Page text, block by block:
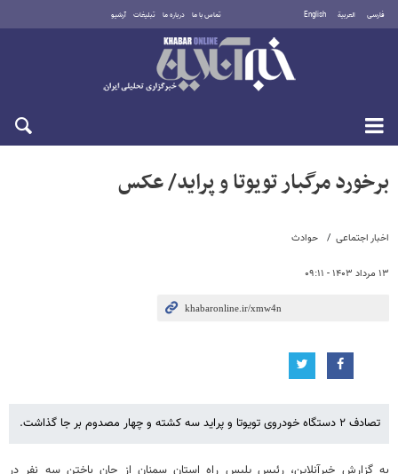
فارسی العربية English تماس با ما درباره ما تبلیغات آرشیو
یکشنبه ۱۸ مرداد ۱۴۰۵
اخبار اجتماعی حوادث
۱۳ مرداد ۱۴۰۳ - ۰۹:۱۱
برخورد مرگبار تویوتا و پراید/ عکس
تصادف ۲ دستگاه خودروی تویوتا و پراید سه کشته و چهار مصدوم بر جا گذاشت.
به گزارش خبرآنلاین، رئیس پلیس راه استان سمنان از جان باختن سه نفر در